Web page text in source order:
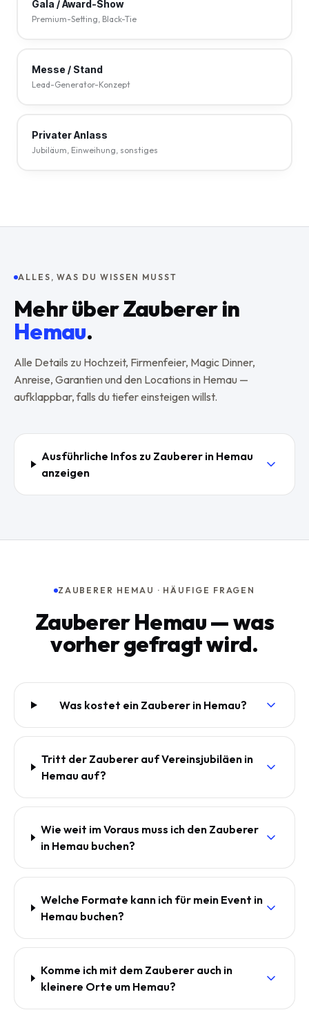
Gala / Award-Show
Premium-Setting, Black-Tie
Messe / Stand
Lead-Generator-Konzept
Privater Anlass
Jubiläum, Einweihung, sonstiges
ALLES, WAS DU WISSEN MUSST
Mehr über Zauberer in
Hemau.
Alle Details zu Hochzeit, Firmenfeier, Magic Dinner,
Anreise, Garantien und den Locations in Hemau —
aufklappbar, falls du tiefer einsteigen willst.
Ausführliche Infos zu Zauberer in Hemau
anzeigen
ZAUBERER HEMAU · HÄUFIGE FRAGEN
Zauberer Hemau — was
vorher gefragt wird.
Was kostet ein Zauberer in Hemau?
Tritt der Zauberer auf Vereinsjubiläen in
Hemau auf?
Wie weit im Voraus muss ich den Zauberer
in Hemau buchen?
Welche Formate kann ich für mein Event in
Hemau buchen?
Komme ich mit dem Zauberer auch in
kleinere Orte um Hemau?